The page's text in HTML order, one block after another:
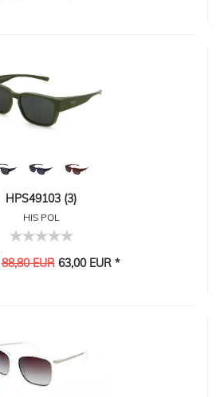
HPS49103 (3)
HIS POL
88,80 EUR63,00 EUR *